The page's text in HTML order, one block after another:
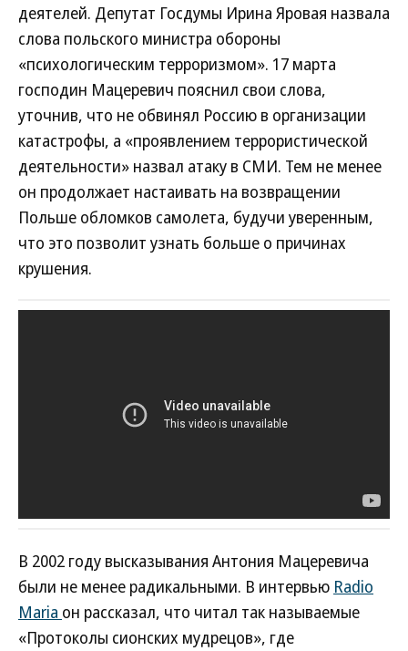
деятелей. Депутат Госдумы Ирина Яровая назвала
слова польского министра обороны
«психологическим терроризмом». 17 марта
господин Мацеревич пояснил свои слова,
уточнив, что не обвинял Россию в организации
катастрофы, а «проявлением террористической
деятельности» назвал атаку в СМИ. Тем не менее
он продолжает настаивать на возвращении
Польше обломков самолета, будучи уверенным,
что это позволит узнать больше о причинах
крушения.
В 2002 году высказывания Антония Мацеревича
были не менее радикальными. В интервью Radio
Maria он рассказал, что читал так называемые
«Протоколы сионских мудрецов», где